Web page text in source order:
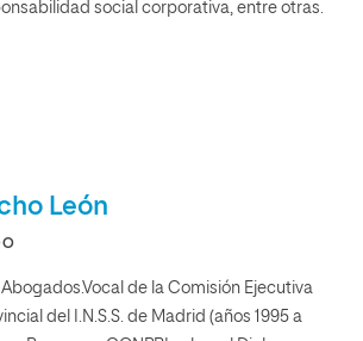
social corporativa, entre otras.
León
de la Comisión Ejecutiva
del I.N.S.S. de Madrid (años 1995 a